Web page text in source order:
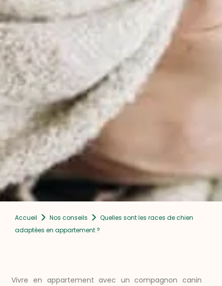
Accueil > Nos conseils > Quelles sont les races de chien
adaptées en appartement ?
Vivre en appartement avec un compagnon canin